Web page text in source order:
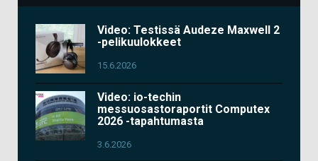
Video: Testissä Audeze Maxwell 2
-pelikuulokkeet
15.6.2026
Video: io-techin
messuosastoraportit Computex
2026 -tapahtumasta
3.6.2026